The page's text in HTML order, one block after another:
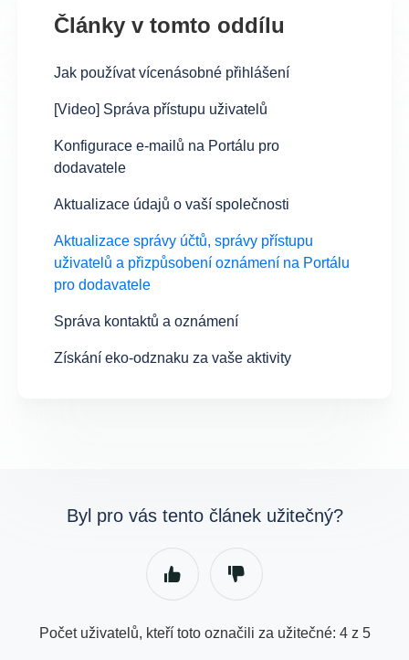
Články v tomto oddílu
Jak používat vícenásobné přihlášení
[Video] Správa přístupu uživatelů
Konfigurace e-mailů na Portálu pro
dodavatele
Aktualizace údajů o vaší společnosti
Aktualizace správy účtů, správy přístupu
uživatelů a přizpůsobení oznámení na Portálu
pro dodavatele
Správa kontaktů a oznámení
Získání eko-odznaku za vaše aktivity
Byl pro vás tento článek užitečný?
Počet uživatelů, kteří toto označili za užitečné: 4 z 5